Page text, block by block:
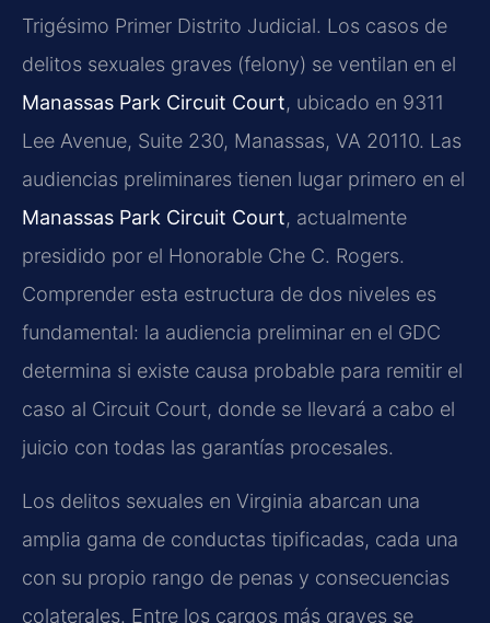
Trigésimo Primer Distrito Judicial. Los casos de
delitos sexuales graves (felony) se ventilan en el
Manassas Park Circuit Court, ubicado en 9311
Lee Avenue, Suite 230, Manassas, VA 20110. Las
audiencias preliminares tienen lugar primero en el
Manassas Park Circuit Court, actualmente
presidido por el Honorable Che C. Rogers.
Comprender esta estructura de dos niveles es
fundamental: la audiencia preliminar en el GDC
determina si existe causa probable para remitir el
caso al Circuit Court, donde se llevará a cabo el
juicio con todas las garantías procesales.
Los delitos sexuales en Virginia abarcan una
amplia gama de conductas tipificadas, cada una
con su propio rango de penas y consecuencias
colaterales. Entre los cargos más graves se